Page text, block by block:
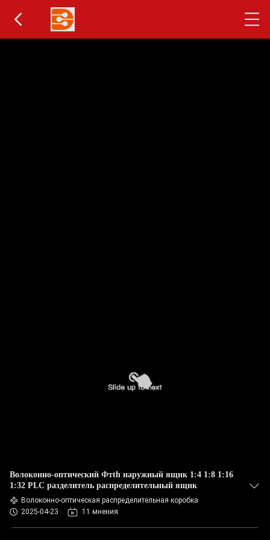
Волоконно-оптический Фтth наружный ящик 1:4 1:8 1:16
1:32 PLC разделитель распределительный ящик
Волоконно-оптическая распределительная коробка
2025-04-23
11 мнения